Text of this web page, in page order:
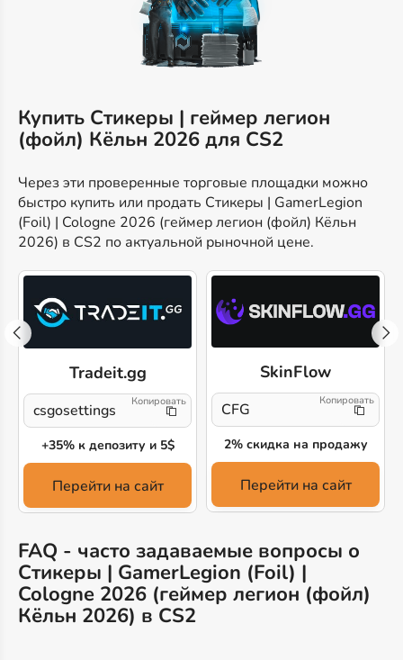
Купить Стикеры | геймер легион
(фойл) Кёльн 2026 для CS2
Через эти проверенные торговые площадки можно
быстро купить или продать Стикеры | GamerLegion
(Foil) | Cologne 2026 (геймер легион (фойл) Кёльн
2026) в CS2 по актуальной рыночной цене.
Tradeit.gg
csgosettings
+35% к депозиту и 5$
Перейти на сайт
SkinFlow
CFG
2% скидка на продажу
Перейти на сайт
FAQ - часто задаваемые вопросы о
Стикеры | GamerLegion (Foil) |
Cologne 2026 (геймер легион (фойл)
Кёльн 2026) в CS2